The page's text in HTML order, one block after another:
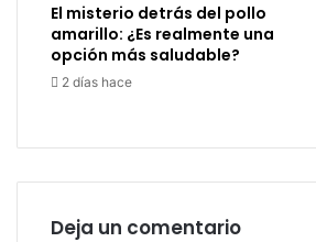
El misterio detrás del pollo
amarillo: ¿Es realmente una
opción más saludable?
2 días hace
Deja un comentario